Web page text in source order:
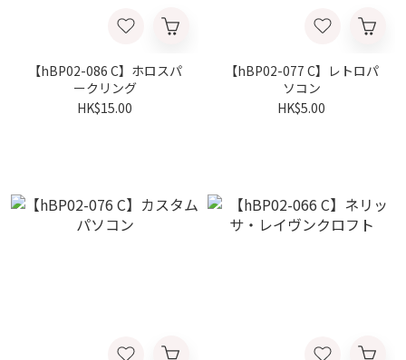
【hBP02-086 C】ホロスパ
ークリング
HK$15.00
【hBP02-077 C】レトロパ
ソコン
HK$5.00